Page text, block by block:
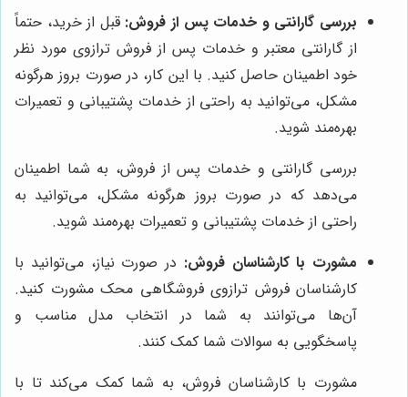
بررسی گارانتی و خدمات پس از فروش: قبل از خرید، حتماً
از گارانتی معتبر و خدمات پس از فروش ترازوی مورد نظر
خود اطمینان حاصل کنید. با این کار، در صورت بروز هرگونه
مشکل، می‌توانید به راحتی از خدمات پشتیبانی و تعمیرات
بهره‌مند شوید.
بررسی گارانتی و خدمات پس از فروش، به شما اطمینان
می‌دهد که در صورت بروز هرگونه مشکل، می‌توانید به
راحتی از خدمات پشتیبانی و تعمیرات بهره‌مند شوید.
مشورت با کارشناسان فروش: در صورت نیاز، می‌توانید با
کارشناسان فروش ترازوی فروشگاهی محک مشورت کنید.
آن‌ها می‌توانند به شما در انتخاب مدل مناسب و
پاسخگویی به سوالات شما کمک کنند.
مشورت با کارشناسان فروش، به شما کمک می‌کند تا با